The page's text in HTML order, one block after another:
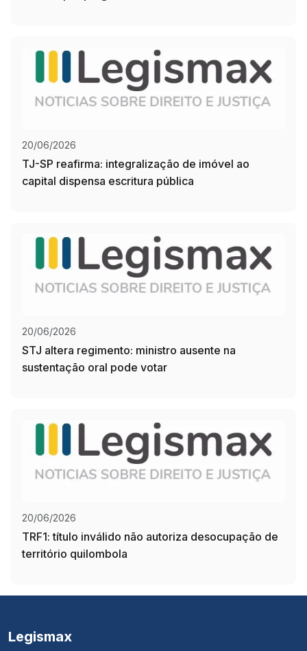
20/06/2026
TJ-SP reafirma: integralização de imóvel ao
capital dispensa escritura pública
20/06/2026
STJ altera regimento: ministro ausente na
sustentação oral pode votar
20/06/2026
TRF1: título inválido não autoriza desocupação de
território quilombola
Legismax